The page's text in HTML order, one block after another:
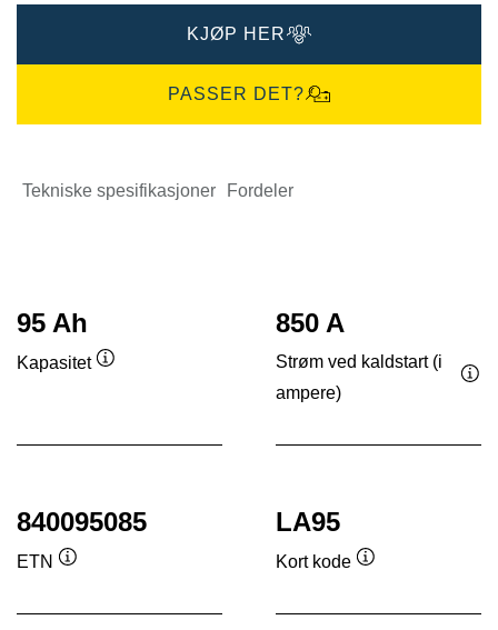
KJØP HER
PASSER DET?
Tekniske spesifikasjoner Fordeler
95 Ah
Kapasitet
850 A
Strøm ved kaldstart (i
ampere)
840095085
ETN
LA95
Kort kode